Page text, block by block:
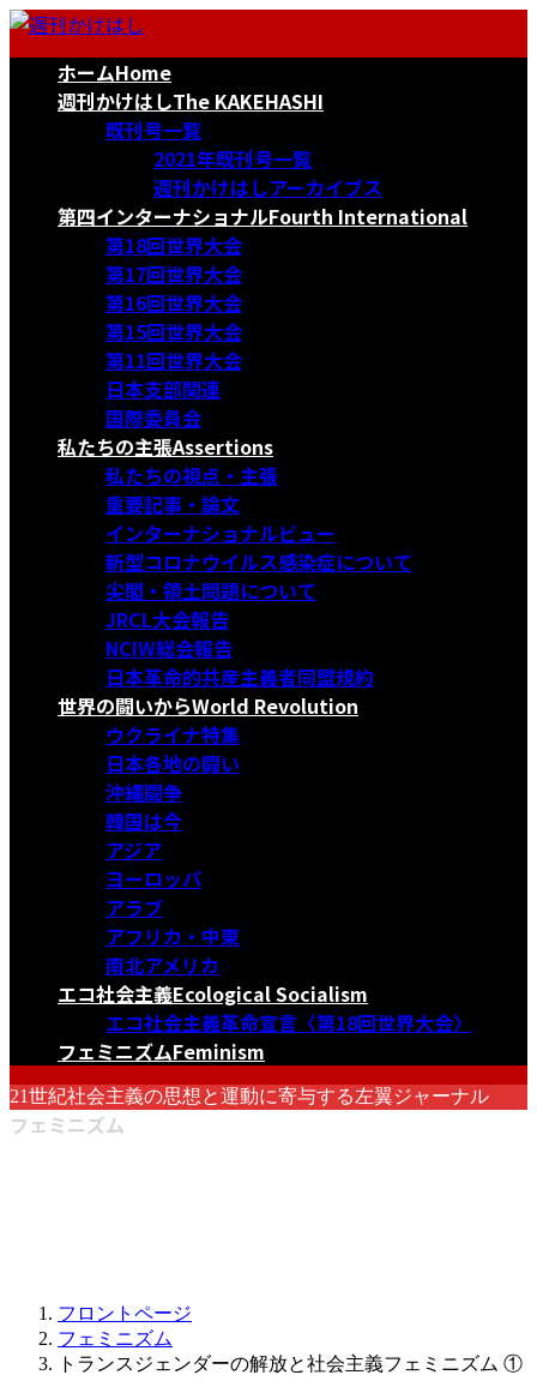
コ
ナ
ホームHome
週刊かけはしThe KAKEHASHI
既刊号一覧
2021年既刊号一覧
週刊かけはしアーカイブス
第四インターナショナルFourth International
第18回世界大会
第17回世界大会
第16回世界大会
第15回世界大会
第11回世界大会
日本支部関連
国際委員会
私たちの主張Assertions
私たちの視点・主張
重要記事・論文
インターナショナルビュー
新型コロナウイルス感染症について
尖閣・領土問題について
JRCL大会報告
NCIW総会報告
日本革命的共産主義者同盟規約
世界の闘いからWorld Revolution
ウクライナ特集
日本各地の闘い
沖縄闘争
韓国は今
アジア
ヨーロッパ
アラブ
アフリカ・中東
南北アメリカ
エコ社会主義Ecological Socialism
エコ社会主義革命宣言〈第18回世界大会〉
フェミニズムFeminism
21世紀社会主義の思想と運動に寄与する左翼ジャーナル
フェミニズム
フロントページ
フェミニズム
トランスジェンダーの解放と社会主義フェミニズム ①